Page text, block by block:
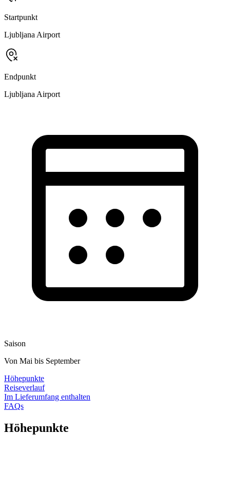
Startpunkt
Ljubljana Airport
Endpunkt
Ljubljana Airport
Saison
Von Mai bis September
Höhepunkte
Reiseverlauf
Im Lieferumfang enthalten
FAQs
Höhepunkte